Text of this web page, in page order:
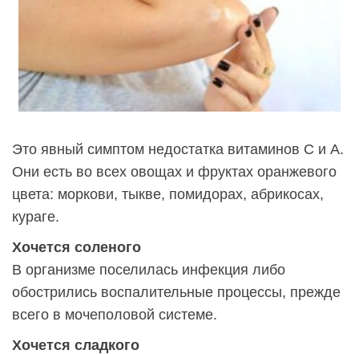
Это явный симптом недостатка витаминов С и А.
Они есть во всех овощах и фруктах оранжевого
цвета: моркови, тыкве, помидорах, абрикосах,
кураге.
Хочется соленого
В организме поселилась инфекция либо
обострились воспалительные процессы, прежде
всего в мочеполовой системе.
Хочется сладкого